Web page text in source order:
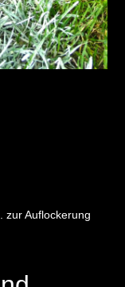
zur Auflockerung